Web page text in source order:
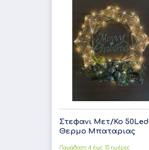
Στεφανι Μετ/Κο 50Led
Θερμο Μπαταριας
Παράδοση 4 έως 10 ημέρες